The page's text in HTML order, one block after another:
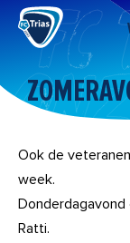
naar
inhoud
Ook de
week.
Ratti.